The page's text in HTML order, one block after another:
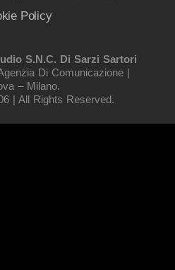
Policy
S.n.c. Di Sarzi Sartori
Di Comunicazione |
– Milano.
| All Rights Reserved.